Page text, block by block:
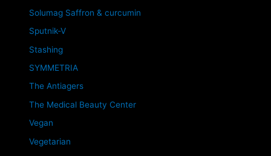
Solumag Saffron & curcumin
Sputnik-V
Stashing
SYMMETRIA
The Antiagers
The Medical Beauty Center
Vegan
Vegetarian